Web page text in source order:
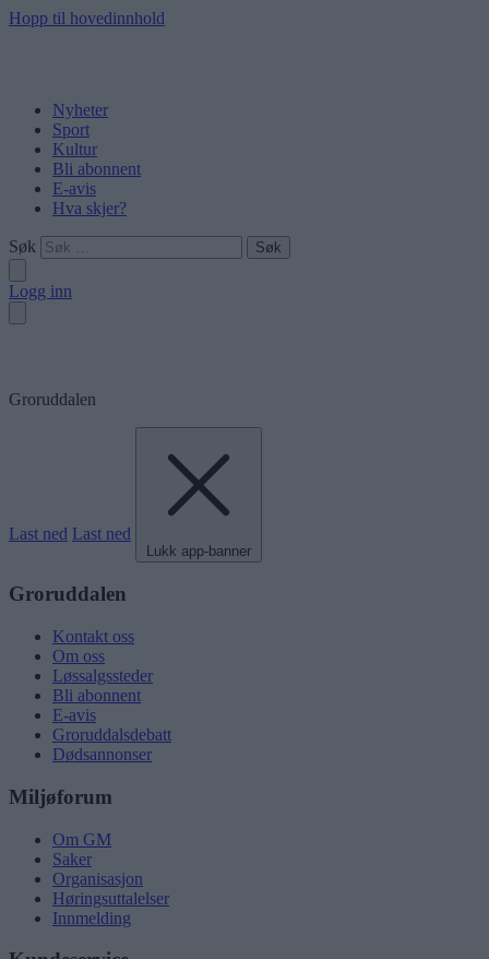
Hopp til hovedinnhold
Nyheter
Sport
Kultur
Bli abonnent
E-avis
Hva skjer?
Søk
Logg inn
Groruddalen
Last ned Last ned
Lukk app-banner
Groruddalen
Kontakt oss
Om oss
Løssalgssteder
Bli abonnent
E-avis
Groruddalsdebatt
Dødsannonser
Miljøforum
Om GM
Saker
Organisasjon
Høringsuttalelser
Innmelding